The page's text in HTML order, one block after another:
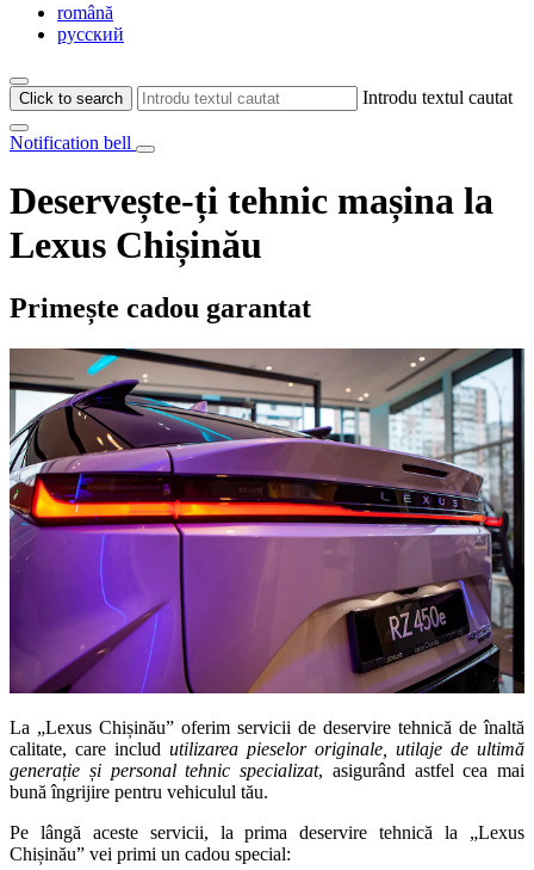
română
русский
Click to search Introdu textul cautat
Notification bell
Deservește-ți tehnic mașina la
Lexus Chișinău
Primește cadou garantat
La „Lexus Chișinău” oferim servicii de deservire tehnică de înaltă
calitate, care includ utilizarea pieselor originale, utilaje de ultimă
generație și personal tehnic specializat, asigurând astfel cea mai
bună îngrijire pentru vehiculul tău.
Pe lângă aceste servicii, la prima deservire tehnică la „Lexus
Chișinău” vei primi un cadou special: